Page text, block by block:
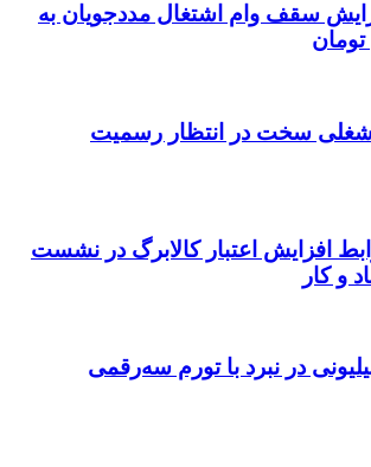
سقف وام اشتغال مددجویان به
شغلی سخت در انتظار رسمیت
افزایش اعتبار کالابرگ در نشست
و کار